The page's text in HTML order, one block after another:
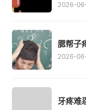
2026-
腮帮子
2026-
牙疼难